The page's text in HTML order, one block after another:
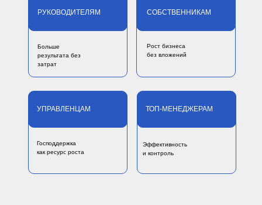
Эффективность
и контроль
Господдержка
как ресурс роста
Рост бизнеса
без вложений
Больше
результата без
затрат
ТОП-МЕНЕДЖЕРАМ
УПРАВЛЕНЦАМ
СОБСТВЕННИКАМ
РУКОВОДИТЕЛЯМ